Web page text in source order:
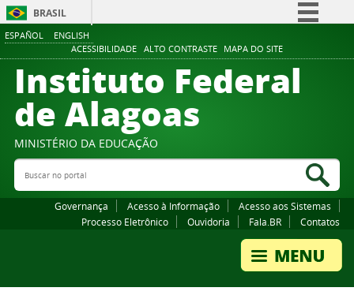
ESPAÑOL ENGLISH
ACESSIBILIDADE ALTO CONTRASTE MAPA DO SITE
BRASIL
Comunica BR
Participe
Canais
Instituto Federal
de Alagoas
MINISTÉRIO DA EDUCAÇÃO
Buscar no portal
Governança Acesso à Informação
Acesso aos Sistemas
Processo Eletrônico
Ouvidoria Fala.BR Contatos